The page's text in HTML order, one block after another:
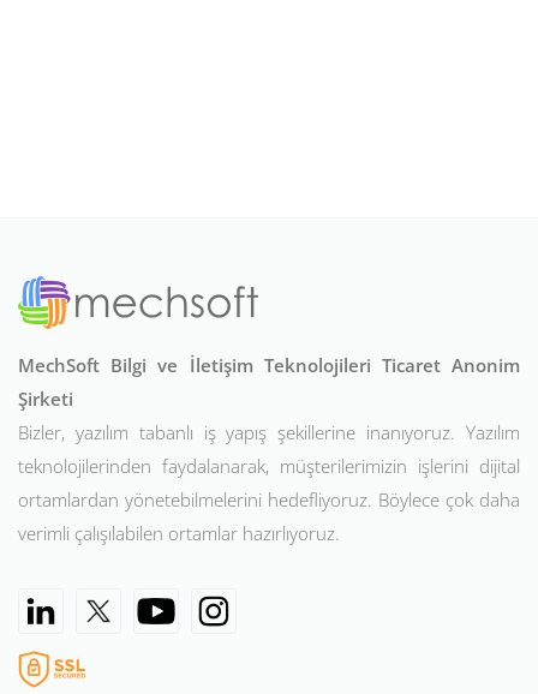
MechSoft Bilgi ve İletişim Teknolojileri Ticaret Anonim
Şirketi
Bizler, yazılım tabanlı iş yapış şekillerine inanıyoruz. Yazılım
teknolojilerinden faydalanarak, müşterilerimizin işlerini dijital
ortamlardan yönetebilmelerini hedefliyoruz. Böylece çok daha
verimli çalışılabilen ortamlar hazırlıyoruz.